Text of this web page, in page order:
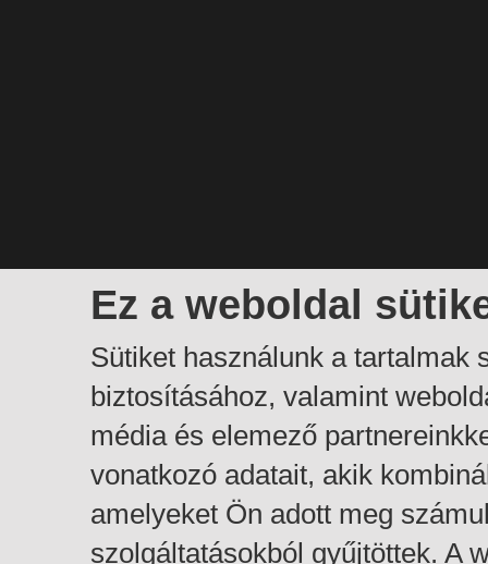
Ez a weboldal
Sütiket használunk a tartalmak
biztosításához, valamint
média és elemező
vonatkozó adatait, akik
amelyeket Ön adott meg
szolgáltatásokból gyűjtöttek. A